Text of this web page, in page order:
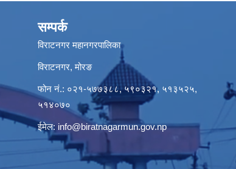
सम्पर्क
विराटनगर महानगरपालिका
विराटनगर, मोरङ
फोन नं.: ०२१-५७७३८८, ५९०३२१, ५१३५२५,
५१४०७०
ईमेल: info@biratnagarmun.gov.np